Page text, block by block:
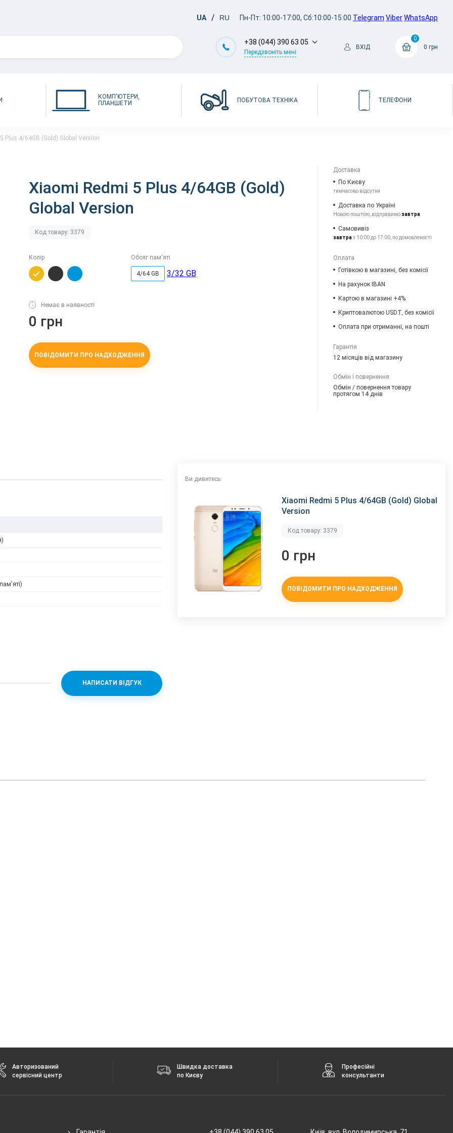
UA RU Пн-Пт: 10:00-17:00, Сб:10:00-15:00 Telegram ViberWhatsApp
+38 (044) 390 63 05
Передзвоніть мені
ВХІД
0
0 грн
КОМП'ЮТЕРИ,
ПЛАНШЕТИ
ПОБУТОВА ТЕХНІКА ТЕЛЕФОНИ
Plus 4/64GB (Gold) Global Version
Xiaomi Redmi 5 Plus 4/64GB (Gold)
Global Version
Код товару: 3379
Колір Обсяг пам'яті
4/64 GB 3/32 GB
Немає в наявності
0 грн
ПОВІДОМИТИ ПРО НАДХОДЖЕННЯ
Доставка
По Києву
тимчасово відсутня
Доставка по Україні
Новою поштою, відправимозавтра
Самовивіз
завтраз 10:00 до 17:00, по домовленості
Оплата
Готівкою в магазині, без комісії
На рахунок IBAN
Картою в магазині +4%
Криптовалютою USDT, без комісії
Оплата при отриманні, на пошті
Гарантія
12 місяців від магазину
Обмін і повернення
Обмін / повернення товару
протягом 14 днів
НАПИСАТИ ВІДГУК
Ви дивитесь:
Xiaomi Redmi 5 Plus 4/64GB (Gold) Global
Version
Код товару: 3379
0 грн
ПОВІДОМИТИ ПРО НАДХОДЖЕННЯ
Авторизований
сервісний центр
Швидка доставка
по Києву
Професійні
консультанти